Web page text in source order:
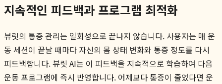
지속적인 피드백과 프로그램 최적화
뷰릿의 통증 관리는 일회성으로 끝나지 않습니다. 사용자는 매 운
동 세션이 끝날 때마다 자신의 몸 상태 변화와 통증 정도를 다시
피드백합니다. 뷰릿 AI는 이 피드백을 지속적으로 학습하여 다음
운동 프로그램에 즉시 반영합니다. 어제보다 통증이 줄었다면 운